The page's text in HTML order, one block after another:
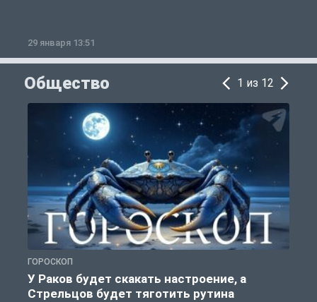
29 января 13:51
Общество 1 из 12
ГОРОСКОП
У Раков будет скакать настроение, а
Стрельцов будет тяготить рутина